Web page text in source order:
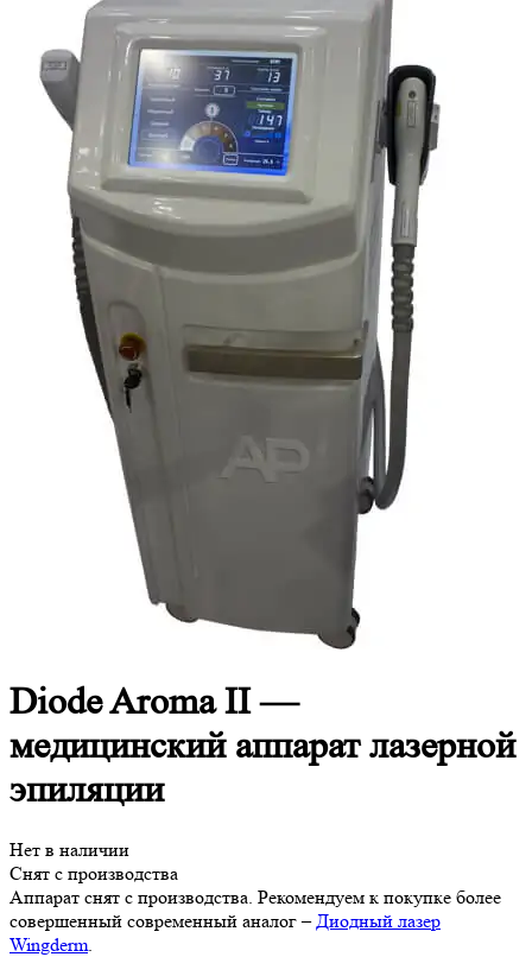
Diode Aroma II —
медицинский аппарат лазерной
эпиляции
Нет в наличии
Снят с производства
Аппарат снят с производства. Рекомендуем к покупке более
совершенный современный аналог –Диодный лазер
Wingderm.